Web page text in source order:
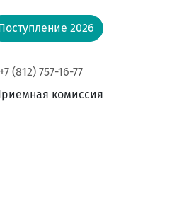
2026
+7 (812) 757-16-77
комиссия